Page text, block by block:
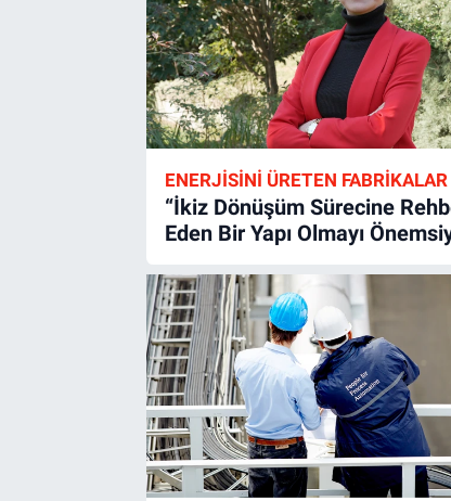
ENERJISINI ÜRETEN FABRIKALAR
“İkiz Dönüşüm Sürecine
Eden Bir Yapı Olmayı